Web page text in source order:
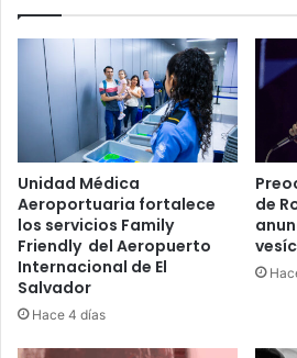
Unidad Médica
Aeroportuaria fortalece
los servicios Family
Friendly del Aeropuerto
Internacional de El
Salvador
Hace 4 días
de